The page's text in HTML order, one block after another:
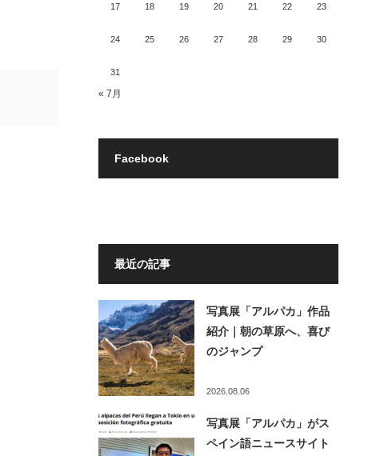
17 18 19 20 21 22 23
24 25 26 27 28 29 30
31
« 7月
Facebook
最近の記事
写真展「アルパカ」作品
紹介｜朝の草原へ、喜び
のジャンプ
2026.08.06
写真展「アルパカ」がス
ペイン語ニュースサイト